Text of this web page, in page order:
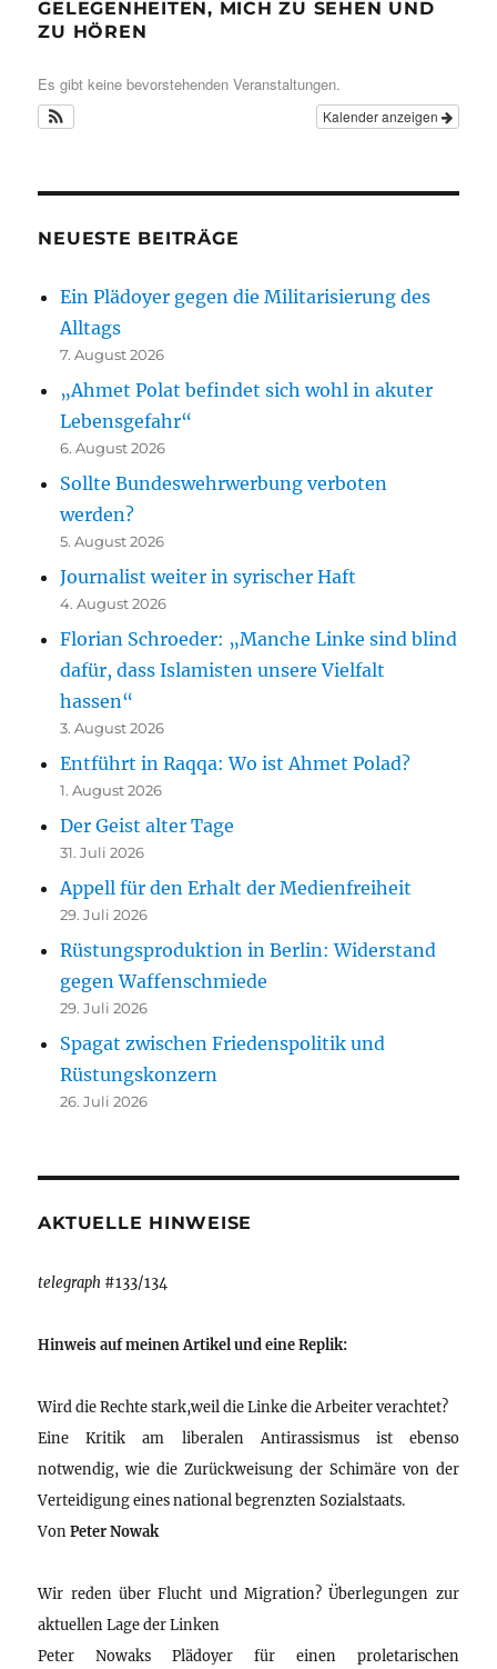
GELEGENHEITEN, MICH ZU SEHEN UND
ZU HÖREN
Es gibt keine bevorstehenden Veranstaltungen.
Kalender anzeigen
NEUESTE BEITRÄGE
Ein Plädoyer gegen die Militarisierung des
Alltags
7. August 2026
„Ahmet Polat befindet sich wohl in akuter
Lebensgefahr“
6. August 2026
Sollte Bundeswehrwerbung verboten
werden?
5. August 2026
Journalist weiter in syrischer Haft
4. August 2026
Florian Schroeder: „Manche Linke sind blind
dafür, dass Islamisten unsere Vielfalt
hassen“
3. August 2026
Entführt in Raqqa: Wo ist Ahmet Polad?
1. August 2026
Der Geist alter Tage
31. Juli 2026
Appell für den Erhalt der Medienfreiheit
29. Juli 2026
Rüstungsproduktion in Berlin: Widerstand
gegen Waffenschmiede
29. Juli 2026
Spagat zwischen Friedenspolitik und
Rüstungskonzern
26. Juli 2026
AKTUELLE HINWEISE
telegraph #133/134
Hinweis auf meinen Artikel und eine Replik:
Wird die Rechte stark,weil die Linke die Arbeiter verachtet?
Eine Kritik am liberalen Antirassismus ist ebenso
notwendig, wie die Zurückweisung der Schimäre von der
Verteidigung eines national begrenzten Sozialstaats.
VonPeter Nowak
Wir reden über Flucht und Migration? Überlegungen zur
aktuellen Lage der Linken
Peter Nowaks Plädoyer für einen proletarischen